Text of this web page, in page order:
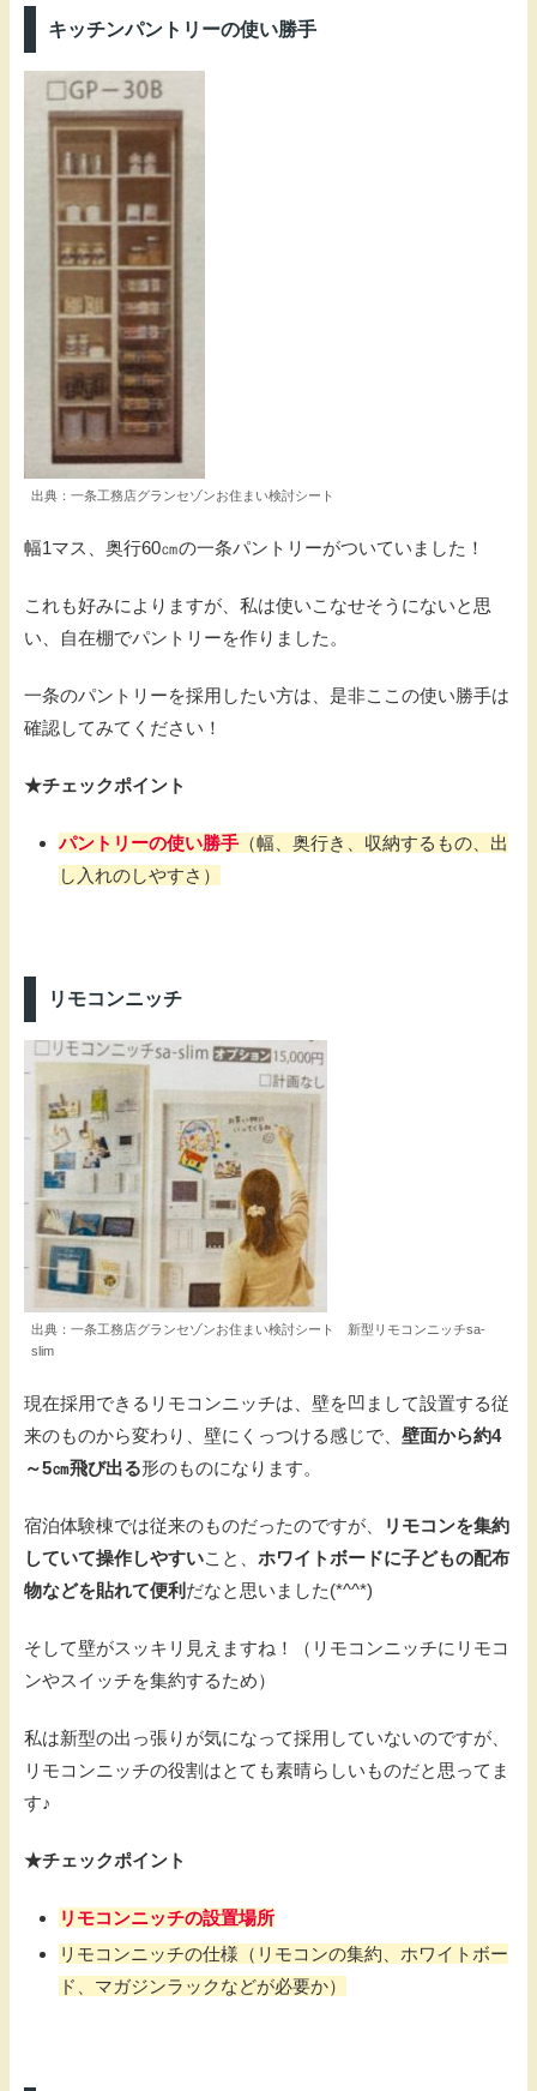
キッチンパントリーの使い勝手
出典：一条工務店グランセゾンお住まい検討シート
幅1マス、奥行60㎝の一条パントリーがついていました！
これも好みによりますが、私は使いこなせそうにないと思
い、自在棚でパントリーを作りました。
一条のパントリーを採用したい方は、是非ここの使い勝手は
確認してみてください！
★チェックポイント
パントリーの使い勝手 （幅、奥行き、収納するもの、出
し入れのしやすさ）
リモコンニッチ
出典：一条工務店グランセゾンお住まい検討シート 新型リモコンニッチsa-
slim
現在採用できるリモコンニッチは、壁を凹まして設置する従
来のものから変わり、壁にくっつける感じで、 壁面から約4
～5㎝飛び出る形のものになります。
宿泊体験棟では従来のものだったのですが、
リモコンを集約
していて操作しやすいこと、 ホワイトボードに子どもの配布
物などを貼れて便利 だなと思いました(*^^*)
そして壁がスッキリ見えますね！（リモコンニッチにリモコ
ンやスイッチを集約するため）
私は新型の出っ張りが気になって採用していないのですが、
リモコンニッチの役割はとても素晴らしいものだと思ってま
す♪
★チェックポイント
リモコンニッチの設置場所
リモコンニッチの仕様（リモコンの集約、ホワイトボー
ド、マガジンラックなどが必要か）